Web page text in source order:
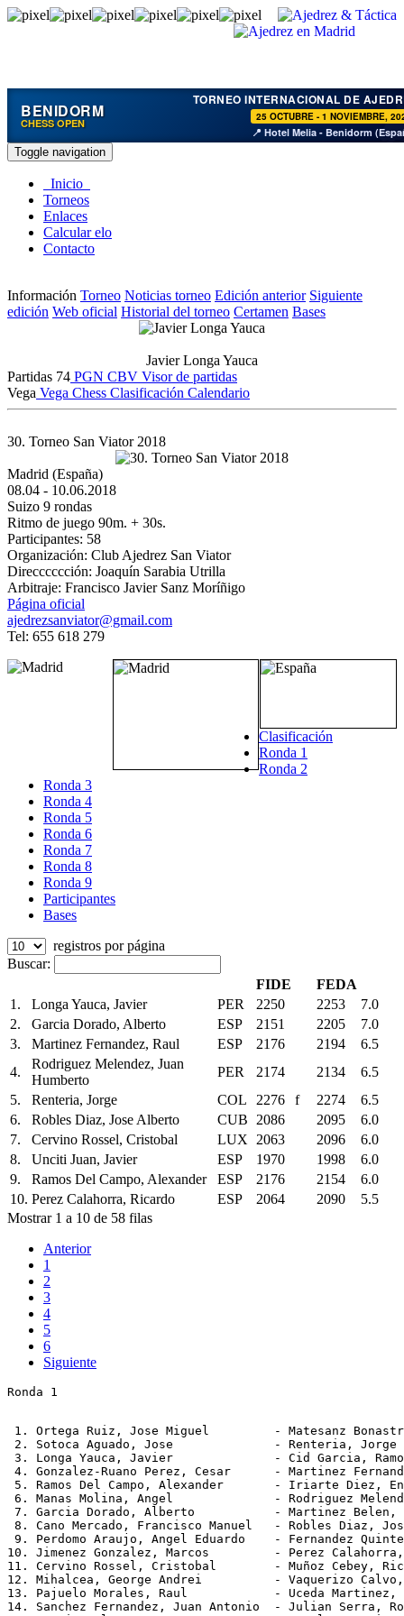
BENIDORM
CHESS OPEN
TORNEO INTERNACIONAL DE
25 OCTUBRE - 1 NOVIEMBRE,
📍 Hotel Melia - Benidorm
Toggle navigation
Inicio
Torneos
Enlaces
Calcular elo
Contacto
Información Torneo Noticias torneo Edición anterior Siguiente
edición Web oficial Historial del torneo Certamen Bases
Javier Longa Yauca
Partidas 74 PGN CBV Visor de partidas
Vega Vega Chess Clasificación Calendario
30. Torneo San Viator 2018
Madrid (España)
08.04 - 10.06.2018
Suizo 9 rondas
Ritmo de juego 90m. + 30s.
Participantes: 58
Organización: Club Ajedrez San Viator
Direcccccción: Joaquín Sarabia Utrilla
Arbitraje: Francisco Javier Sanz Moríñigo
Página oficial
ajedrezsanviator@gmail.com
Tel: 655 618 279
Clasificación
Ronda 1
Ronda 2
Ronda 3
Ronda 4
Ronda 5
Ronda 6
Ronda 7
Ronda 8
Ronda 9
Participantes
Bases
registros por página
Buscar:
FIDE
FEDA
1.
Longa Yauca, Javier PER 2250 2253
7.0
2.
Garcia Dorado, Alberto ESP 2151 2205
7.0
3.
Martinez Fernandez, Raul ESP 2176 2194
6.5
4.
Rodriguez Melendez, Juan
Humberto
PER 2174 2134
6.5
5.
Renteria, Jorge COL 2276 f 2274
6.5
6.
Robles Diaz, Jose Alberto CUB 2086 2095
6.0
7.
Cervino Rossel, Cristobal LUX 2063 2096
6.0
8.
Unciti Juan, Javier ESP 1970 1998
6.0
9.
Ramos Del Campo, Alexander ESP 2176 2154
6.0
10. Perez Calahorra, Ricardo ESP 2064 2090
5.5
Mostrar 1 a 10 de 58 filas
Anterior
1
2
3
4
5
6
Siguiente
Ronda 1
1. Ortega Ruiz, Jose Miguel         - Matesanz
2. Sotoca Aguado, Jose              - Renteria,
3. Longa Yauca, Javier              - Cid Garcia,
4. Gonzalez-Ruano Perez, Cesar      - Martinez
5. Ramos Del Campo, Alexander       - Iriarte
6. Manas Molina, Angel              - Rodriguez
7. Garcia Dorado, Alberto           - Martinez
8. Cano Mercado, Francisco Manuel   - Robles Diaz,
9. Perdomo Araujo, Angel Eduardo    - Fernandez
10. Jimenez Gonzalez, Marcos         - Perez
11. Cervino Rossel, Cristobal        - Muñoz Cebey,
12. Mihalcea, George Andrei          - Vaquerizo
13. Pajuelo Morales, Raul            - Uceda
14. Sanchez Fernandez, Juan Antonio  - Julian